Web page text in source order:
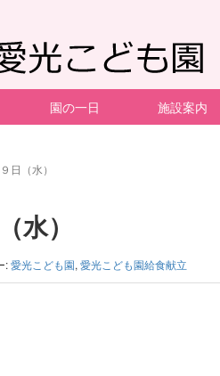
園の一日 施設案内
日（水）
水）
:愛光こども園, 愛光こども園給食献立